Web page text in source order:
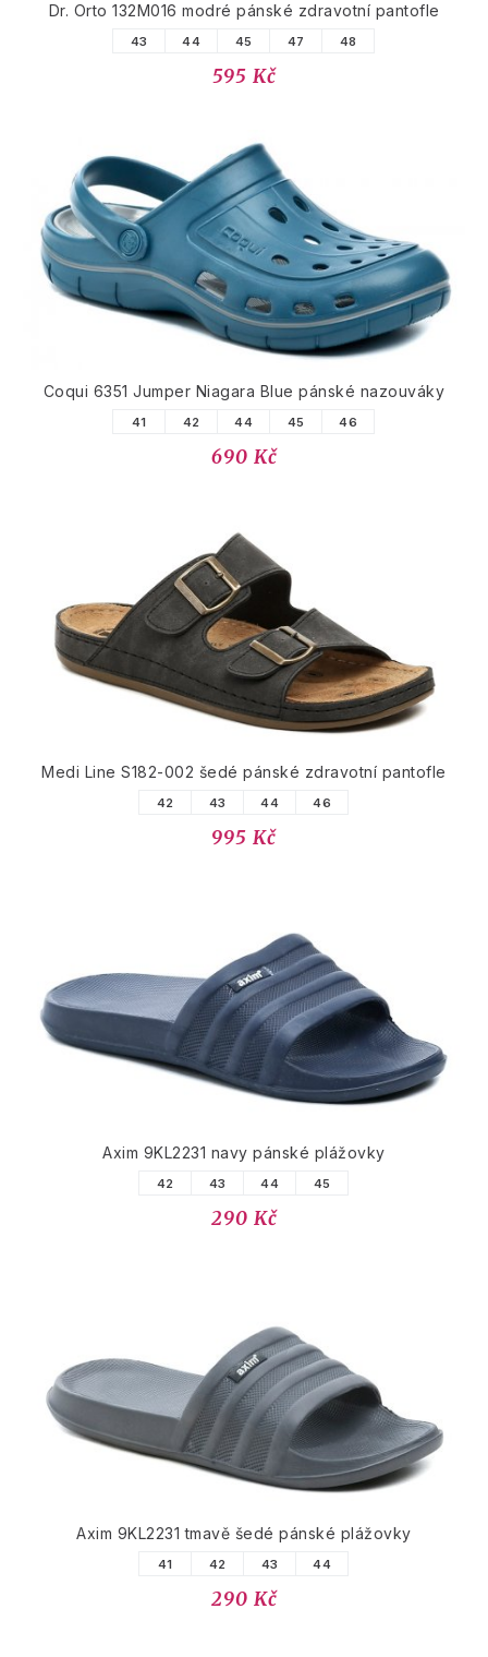
Dr. Orto 132M016 modré pánské zdravotní pantofle
43 44 45 47 48
595 Kč
Coqui 6351 Jumper Niagara Blue pánské nazouváky
41 42 44 45 46
690 Kč
Medi Line S182-002 šedé pánské zdravotní pantofle
42 43 44 46
995 Kč
Axim 9KL2231 navy pánské plážovky
42 43 44 45
290 Kč
Axim 9KL2231 tmavě šedé pánské plážovky
41 42 43 44
290 Kč